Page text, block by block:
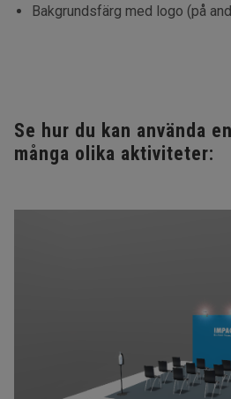
Bakgrundsfärg med logo (på
Se hur du kan använda
många olika aktiviteter: